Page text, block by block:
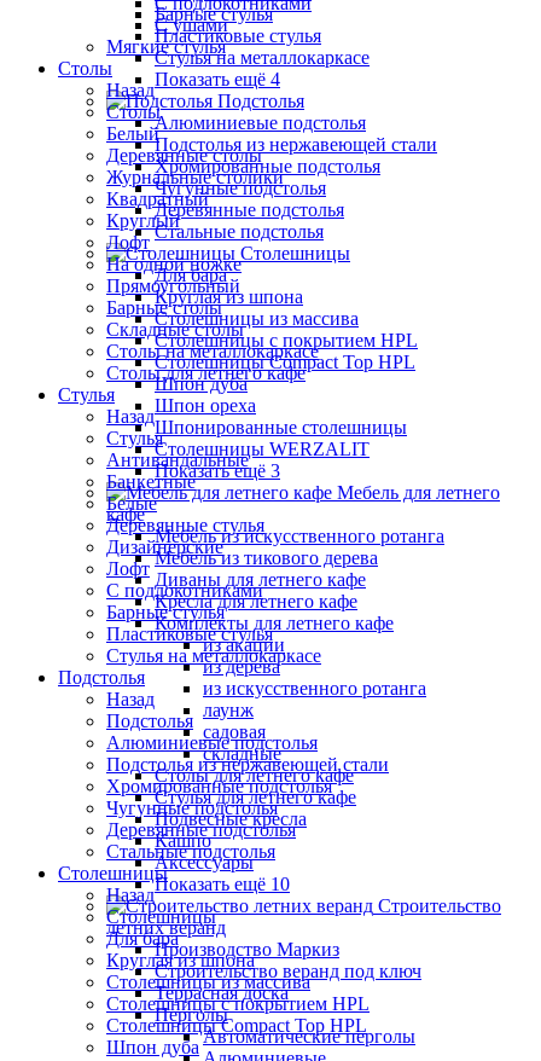
Барные стулья
Пластиковые стулья
Стулья на металлокаркасе
Показать ещё 4
Подстолья
Алюминиевые подстолья
Подстолья из нержавеющей стали
Хромированные подстолья
Чугунные подстолья
Деревянные подстолья
Стальные подстолья
Столешницы
Для бара
Круглая из шпона
Столешницы из массива
Столешницы с покрытием HPL
Столешницы Сompact Top HPL
Шпон дуба
Шпон ореха
Шпонированные столешницы
Столешницы WERZALIT
Показать ещё 3
Мебель для летнего
кафе
Мебель из искусственного ротанга
Мебель из тикового дерева
Диваны для летнего кафе
Кресла для летнего кафе
Комплекты для летнего кафе
из акации
из дерева
из искусственного ротанга
лаунж
садовая
складные
Столы для летнего кафе
Стулья для летнего кафе
Подвесные кресла
Кашпо
Аксессуары
Показать ещё 10
Строительство
летних веранд
Производство Маркиз
Строительство веранд под ключ
Террасная доска
Перголы
Автоматические перголы
С ушами
Мягкие стулья
Столы
Назад
Столы
Белый
Деревянные столы
Журнальные столики
Квадратный
Круглый
Лофт
На одной ножке
Прямоугольный
Барные столы
Складные столы
Столы на металлокаркасе
Столы для летнего кафе
Стулья
Назад
Стулья
Антивандальные
Банкетные
Белые
Деревянные стулья
Дизайнерские
Лофт
С подлокотниками
Барные стулья
Пластиковые стулья
Стулья на металлокаркасе
Подстолья
Назад
Подстолья
Алюминиевые подстолья
Подстолья из нержавеющей стали
Хромированные подстолья
Чугунные подстолья
Деревянные подстолья
Стальные подстолья
Столешницы
Назад
Столешницы
Для бара
Круглая из шпона
Столешницы из массива
Столешницы с покрытием HPL
Столешницы Сompact Top HPL
Шпон дуба